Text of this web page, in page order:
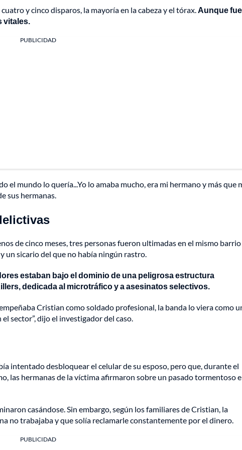
y cinco disparos, la mayoría en la cabeza y el tórax.Aunque fue
vitales.
PUBLICIDAD
el mundo lo quería...Yo lo amaba mucho, era mi hermano y más que
sus hermanas.
de cinco meses, tres personas fueron ultimadas en el mismo
un sicario del que no había ningún rastro.
estaban bajo el dominio de una peligrosa estructura
dedicada al microtráfico y a asesinatos selectivos.
Cristian como soldado profesional, la banda lo viera como
sector”, dijo el investigador del caso.
intentado desbloquear el celular de su esposo, pero que, durante el
las hermanas de la víctima afirmaron sobre un pasado tormentoso
casándose. Sin embargo, según los familiares de Cristian, la
no trabajaba y que solía reclamarle constantemente por el dinero.
PUBLICIDAD